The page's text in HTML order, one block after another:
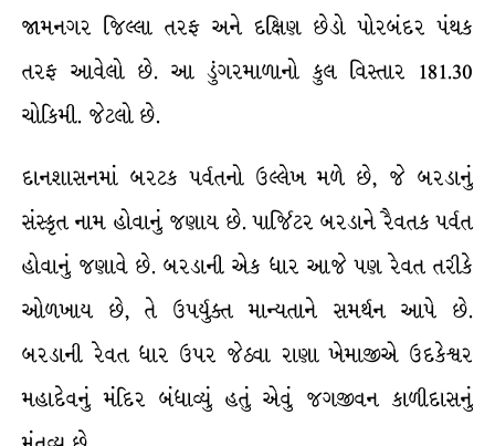
જામનગર જિલ્લા તરફ અને દક્ષિણ છેડો પોરબંદર પંથક
તરફ આવેલો છે. આ ડુંગરમાળાનો કુલ વિસ્તાર 181.30
ચોકિમી. જેટલો છે.
દાનશાસનમાં બરટક પર્વતનો ઉલ્લેખ મળે છે, જે બરડાનું
સંસ્કૃત નામ હોવાનું જણાય છે. પાર્જિટર બરડાને રૈવતક પર્વત
હોવાનું જણાવે છે. બરડાની એક ધાર આજે પણ રેવત તરીકે
ઓળખાય છે, તે ઉપર્યુક્ત માન્યતાને સમર્થન આપે છે.
બરડાની રેવત ધાર ઉપર જેઠવા રાણા ખેમાજીએ ઉદકેશ્વર
મહાદેવનું મંદિર બંધાવ્યું હતું એવું જગજીવન કાળીદાસનું